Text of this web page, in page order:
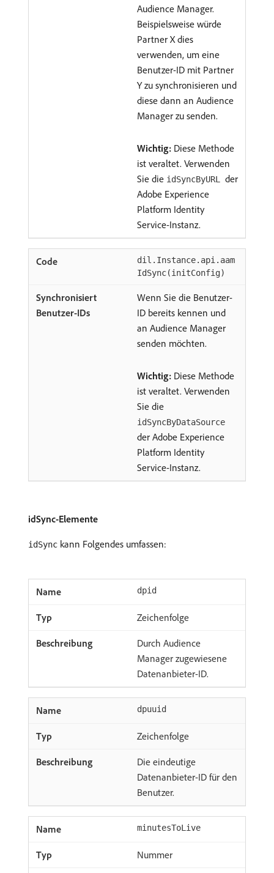
Audience Manager.
Beispielsweise würde
Partner X dies
verwenden, um eine
Benutzer-ID mit Partner
Y zu synchronisieren und
diese dann an Audience
Manager zu senden.
Wichtig: Diese Methode
ist veraltet. Verwenden
Sie die idSyncByURL der
Adobe Experience
Platform Identity
Service-Instanz.
dil.Instance.api.aam
IdSync(initConfig)
Wenn Sie die Benutzer-
ID bereits kennen und
an Audience Manager
senden möchten.
Wichtig: Diese Methode
ist veraltet. Verwenden
Sie die
idSyncByDataSource
der Adobe Experience
Platform Identity
Service-Instanz.
idSync-Elemente
idSync kann Folgendes umfassen:
dpid
Zeichenfolge
Durch Audience
Manager zugewiesene
Datenanbieter-ID.
dpuuid
Zeichenfolge
Die eindeutige
Datenanbieter-ID für den
Benutzer.
minutesToLive
Nummer